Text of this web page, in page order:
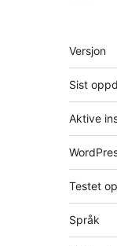
Meta
Versjon
Sist
Aktive
Testet
Språk